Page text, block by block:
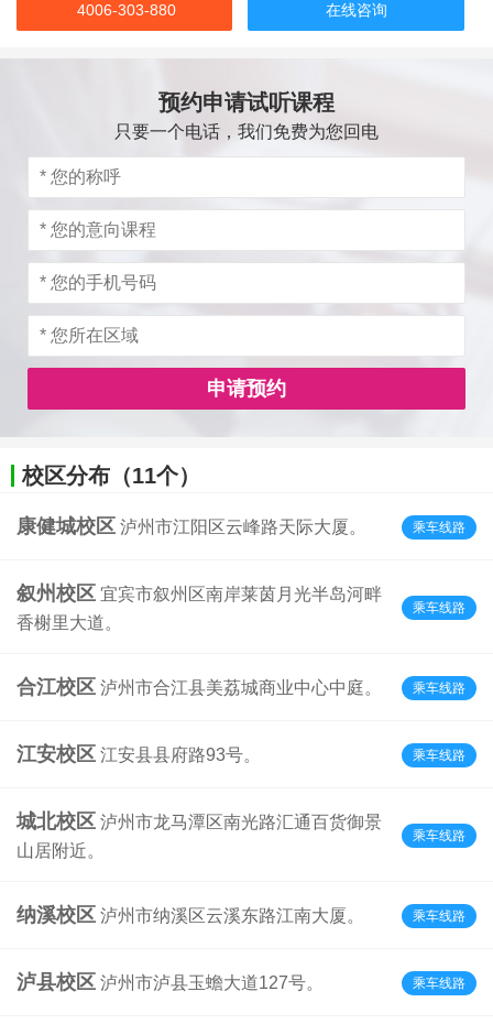
4006-303-880 在线咨询
预约申请试听课程
只要一个电话，我们免费为您回电
申请预约
校区分布（11个）
康健城校区 泸州市江阳区云峰路天际大厦。 乘车线路
叙州校区 宜宾市叙州区南岸莱茵月光半岛河畔
香榭里大道。
乘车线路
合江校区 泸州市合江县美荔城商业中心中庭。 乘车线路
江安校区 江安县县府路93号。 乘车线路
城北校区 泸州市龙马潭区南光路汇通百货御景
山居附近。
乘车线路
纳溪校区 泸州市纳溪区云溪东路江南大厦。 乘车线路
泸县校区 泸州市泸县玉蟾大道127号。 乘车线路